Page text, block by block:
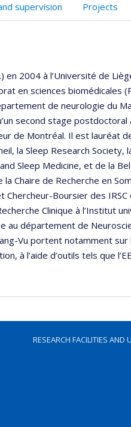
supervision Projects
2004 à l’Université de
en sciences biomédicales
de neurologie du
second stage postdoctoral
de Montréal. Il est lauréat
la Sleep Research Society,
Sleep Medicine, et de la
Chaire de Recherche en
Boursier des IRSC
Clinique à l’Institut
au département de
Vu portent notamment
à l’aide d’outils tels que
RESEARCH FACILITIES AND